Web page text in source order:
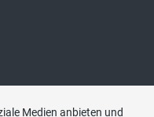
Medien anbieten und